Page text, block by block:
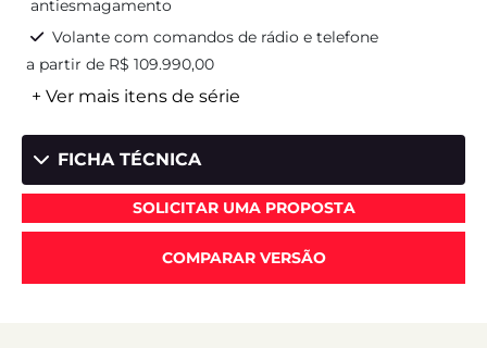
antiesmagamento
Volante com comandos de rádio e telefone
a partir de R$ 109.990,00
+ Ver mais itens de série
FICHA TÉCNICA
SOLICITAR UMA PROPOSTA
COMPARAR VERSÃO